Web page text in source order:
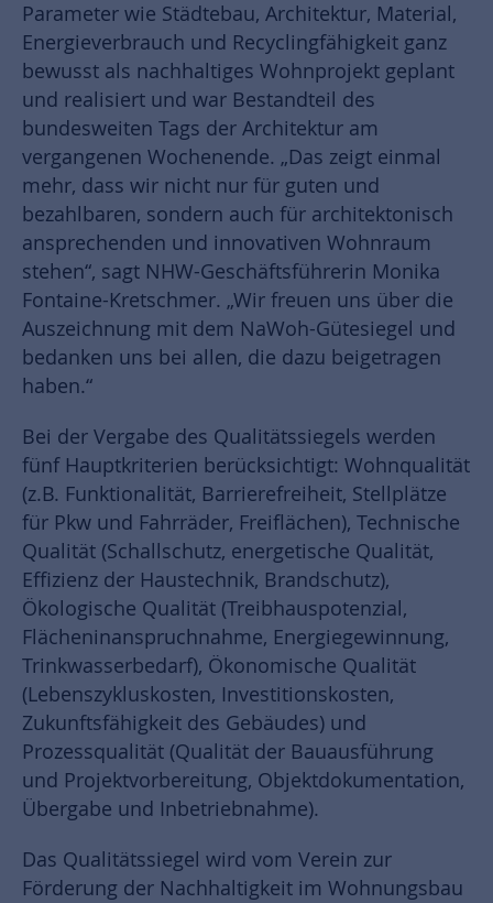
Parameter wie Städtebau, Architektur, Material,
Energieverbrauch und Recyclingfähigkeit ganz
bewusst als nachhaltiges Wohnprojekt geplant
und realisiert und war Bestandteil des
bundesweiten Tags der Architektur am
vergangenen Wochenende. „Das zeigt einmal
mehr, dass wir nicht nur für guten und
bezahlbaren, sondern auch für architektonisch
ansprechenden und innovativen Wohnraum
stehen“, sagt NHW-Geschäftsführerin Monika
Fontaine-Kretschmer. „Wir freuen uns über die
Auszeichnung mit dem NaWoh-Gütesiegel und
bedanken uns bei allen, die dazu beigetragen
haben.“
Bei der Vergabe des Qualitätssiegels werden
fünf Hauptkriterien berücksichtigt: Wohnqualität
(z.B. Funktionalität, Barrierefreiheit, Stellplätze
für Pkw und Fahrräder, Freiflächen), Technische
Qualität (Schallschutz, energetische Qualität,
Effizienz der Haustechnik, Brandschutz),
Ökologische Qualität (Treibhauspotenzial,
Flächeninanspruchnahme, Energiegewinnung,
Trinkwasserbedarf), Ökonomische Qualität
(Lebenszykluskosten, Investitionskosten,
Zukunftsfähigkeit des Gebäudes) und
Prozessqualität (Qualität der Bauausführung
und Projektvorbereitung, Objektdokumentation,
Übergabe und Inbetriebnahme).
Das Qualitätssiegel wird vom Verein zur
Förderung der Nachhaltigkeit im Wohnungsbau